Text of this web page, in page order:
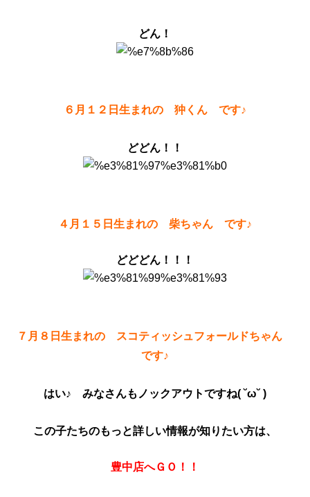
どん！
６月１２日生まれの 狆くん です♪
どどん！！
４月１５日生まれの 柴ちゃん です♪
どどどん！！！
７月８日生まれの スコティッシュフォールドちゃん
です♪
はい♪ みなさんもノックアウトですね( ˘ω˘ )
この子たちのもっと詳しい情報が知りたい方は、
豊中店へＧＯ！！